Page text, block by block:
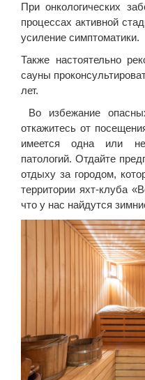
При онкологических
процессах активной
усиление симптоматики.
Также настоятельно
сауны
лет.
Во избежание
откажитесь от
имеется одна или
патологий. Отдайте
отдыху за городом,
территории яхт-клуба
что у нас найдутся